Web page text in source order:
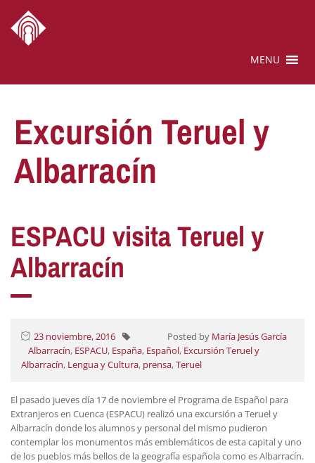
MENU
Excursión Teruel y
Albarracín
ESPACU visita Teruel y
Albarracín
23 noviembre, 2016 Posted by María Jesús García
Albarracín, ESPACU, España, Español, Excursión Teruel y
Albarracín, Lengua y Cultura, prensa,Teruel
El pasado jueves día 17 de noviembre el Programa de Español para
Extranjeros en Cuenca (ESPACU) realizó una excursión a Teruel y
Albarracín donde los alumnos y personal del mismo pudieron
contemplar los monumentos más emblemáticos de esta capital y uno
de los pueblos más bellos de la geografía española como es Albarracín.